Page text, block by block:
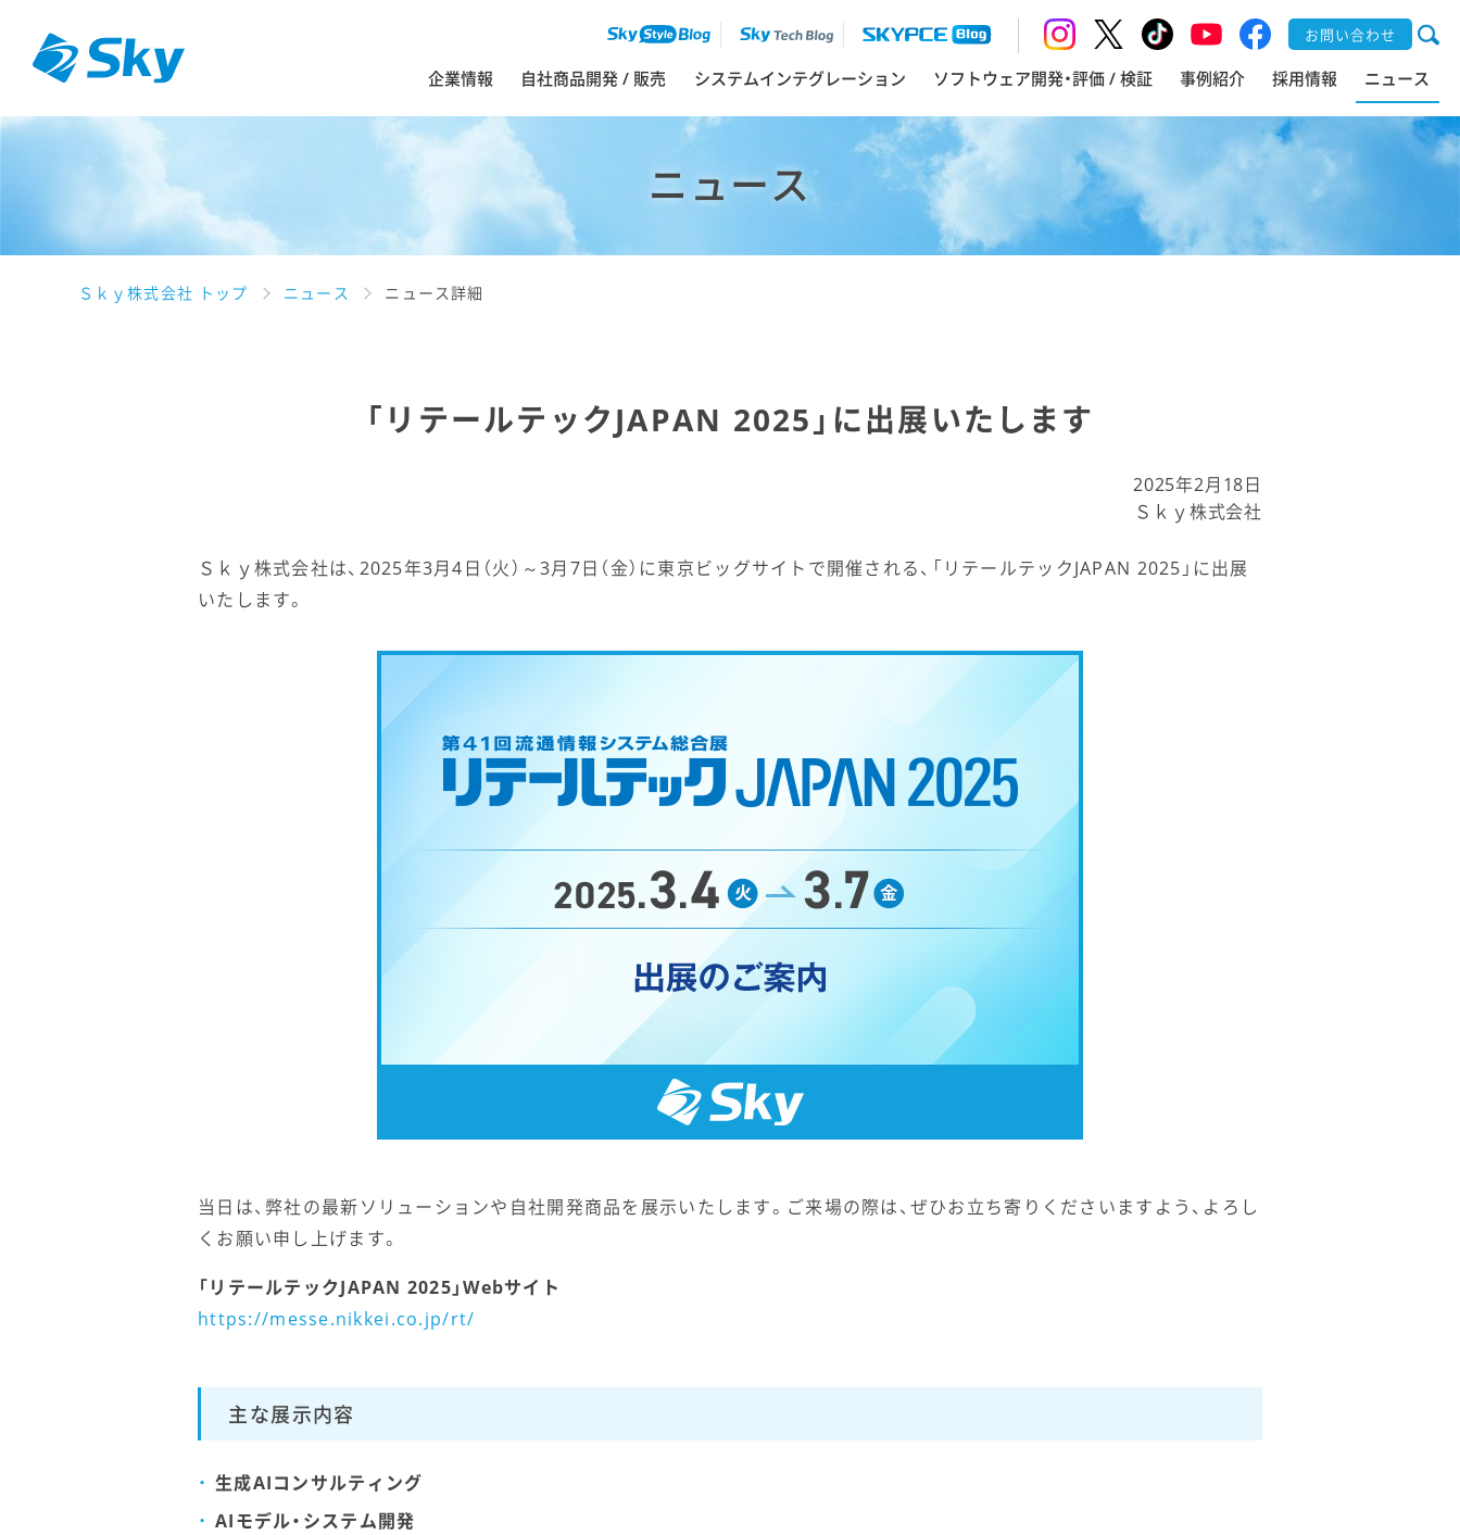
お問い合わせ
企業情報 自社商品開発 / 販売 システムインテグレーション ソフトウェア開発・評価 / 検証 事例紹介 採用情報 ニュース
ニュース
Ｓｋｙ株式会社 トップ ニュース ニュース詳細
「リテールテックJAPAN 2025」に出展いたします
2025年2月18日
Ｓｋｙ株式会社
Ｓｋｙ株式会社は、2025年3月4日（火）～3月7日（金）に東京ビッグサイトで開催される、「リテールテックJAPAN 2025」に出展
いたします。
当日は、弊社の最新ソリューションや自社開発商品を展示いたします。ご来場の際は、ぜひお立ち寄りくださいますよう、よろし
くお願い申し上げます。
「リテールテックJAPAN 2025」Webサイト
https://messe.nikkei.co.jp/rt/
主な展示内容
生成AIコンサルティング
AIモデル・システム開発